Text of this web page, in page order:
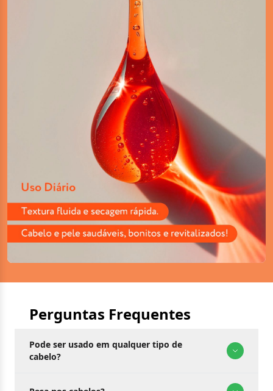
Perguntas Frequentes
Pode ser usado em qualquer tipo de
cabelo?